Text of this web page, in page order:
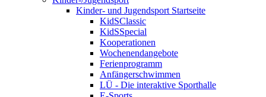
Kinder- und Jugendsport Startseite
KidSClassic
KidSSpecial
Kooperationen
Wochenendangebote
Ferienprogramm
Anfängerschwimmen
LÜ - Die interaktive Sporthalle